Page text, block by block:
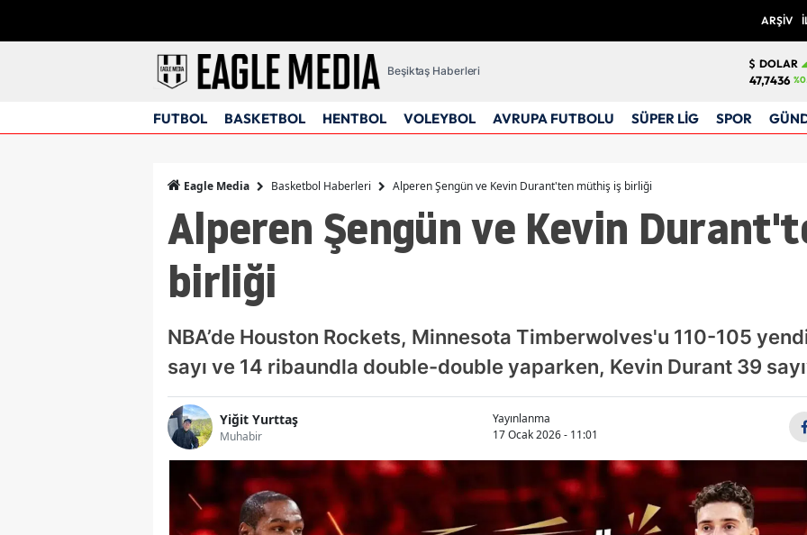
ARŞİV
Beşiktaş Haberleri
DOLAR
47,7436
FUTBOL BASKETBOL HENTBOL VOLEYBOL AVRUPA FUTBOLU SÜPER LİG SPOR
Eagle Media Basketbol Haberleri Alperen Şengün ve Kevin Durant'ten müthiş iş birliği
Alperen Şengün ve Kevin
birliği
NBA’de Houston Rockets, Minnesota Timberwolves'u 110-105
sayı ve 14 ribaundla double-double yaparken, Kevin Durant 39
Yiğit Yurttaş
Muhabir
Yayınlanma
17 Ocak 2026 - 11:01